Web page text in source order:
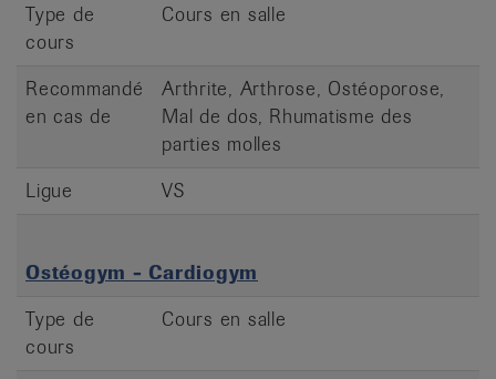
Type de
cours
Cours en salle
Recommandé
en cas de
Arthrite, Arthrose, Ostéoporose,
Mal de dos, Rhumatisme des
parties molles
Ligue
VS
Ostéogym - Cardiogym
Type de
cours
Cours en salle